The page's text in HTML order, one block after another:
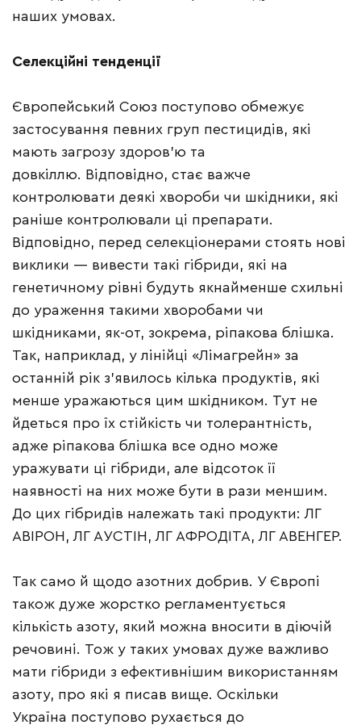
наших умовах.
Селекційні тенденції
Європейський Союз поступово обмежує
застосування певних груп пестицидів, які
мають загрозу здоров’ю та
довкіллю. Відповідно, стає важче
контролювати деякі хвороби чи шкідники, які
раніше контролювали ці препарати.
Відповідно, перед селекціонерами стоять нові
виклики — вивести такі гібриди, які на
генетичному рівні будуть якнайменше схильні
до ураження такими хворобами чи
шкідниками, як-от, зокрема, ріпакова блішка.
Так, наприклад, у лінійці «Лімагрейн» за
останній рік з’явилось кілька продуктів, які
менше уражаються цим шкідником. Тут не
йдеться про їх стійкість чи толерантність,
адже ріпакова блішка все одно може
уражувати ці гібриди, але відсоток її
наявності на них може бути в рази меншим.
До цих гібридів належать такі продукти: ЛГ
АВІРОН, ЛГ АУСТІН, ЛГ АФРОДІТА, ЛГ АВЕНГЕР.
Так само й щодо азотних добрив. У Європі
також дуже жорстко регламентується
кількість азоту, який можна вносити в діючій
речовині. Тож у таких умовах дуже важливо
мати гібриди з ефективнішим використанням
азоту, про які я писав вище. Оскільки
Україна поступово рухається до